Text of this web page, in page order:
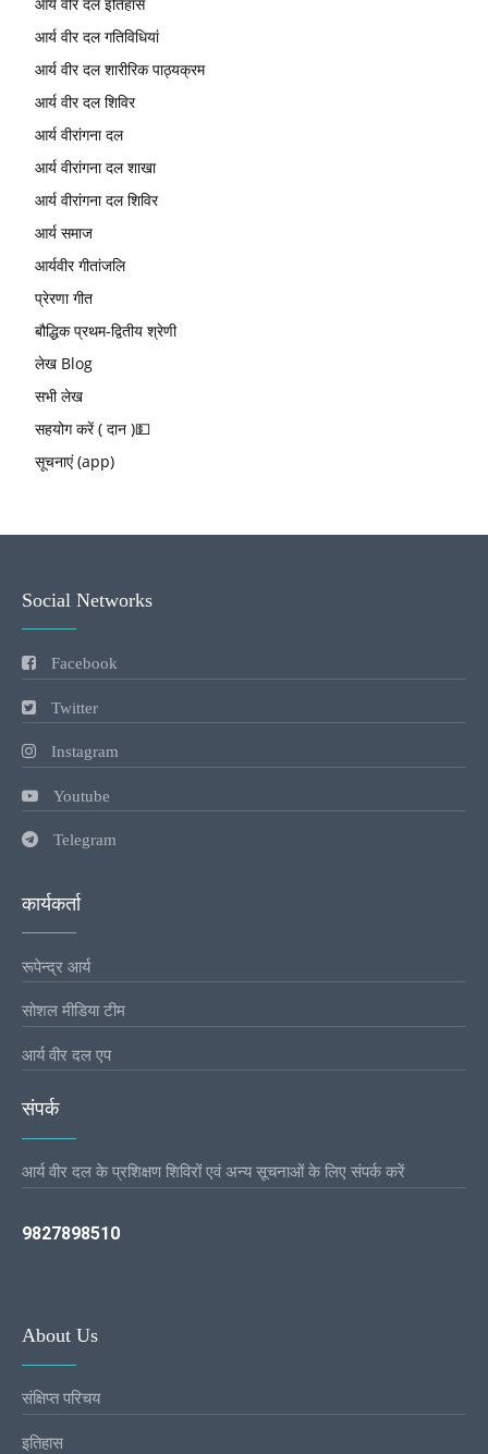
आर्य वीर दल गतिविधियां
आर्य वीर दल शारीरिक पाठ्यक्रम
आर्य वीर दल शिविर
आर्य वीरांगना दल
आर्य वीरांगना दल शाखा
आर्य वीरांगना दल शिविर
आर्य समाज
आर्यवीर गीतांजलि
प्रेरणा गीत
बौद्धिक प्रथम-द्वितीय श्रेणी
लेख Blog
सभी लेख
सहयोग करें ( दान )💵
सूचनाएं (app)
Social Networks
Facebook
Twitter
Instagram
Youtube
Telegram
कार्यकर्ता
रूपेन्द्र आर्य
सोशल मीडिया टीम
आर्य वीर दल एप
संपर्क
आर्य वीर दल के प्रशिक्षण शिविरों एवं अन्य सूचनाओं के लिए संपर्क करें
9827898510
About Us
संक्षिप्त परिचय
इतिहास